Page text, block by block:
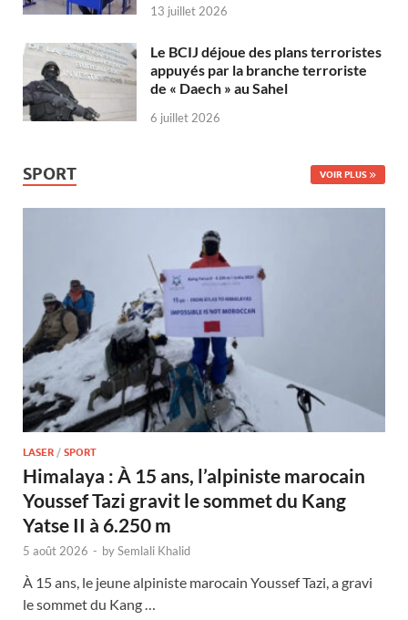
13 juillet 2026
Le BCIJ déjoue des plans terroristes
appuyés par la branche terroriste
de « Daech » au Sahel
6 juillet 2026
SPORT VOIR PLUS
LASER / SPORT
Himalaya : À 15 ans, l’alpiniste marocain
Youssef Tazi gravit le sommet du Kang
Yatse II à 6.250 m
5 août 2026 - bySemlali Khalid
À 15 ans, le jeune alpiniste marocain Youssef Tazi, a gravi
le sommet du Kang …